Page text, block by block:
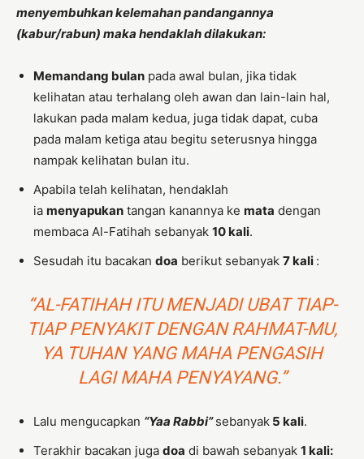
menyembuhkan kelemahan pandangannya
(kabur/rabun) maka hendaklah dilakukan:
Memandang bulan pada awal bulan, jika tidak
kelihatan atau terhalang oleh awan dan lain-lain hal,
lakukan pada malam kedua, juga tidak dapat, cuba
pada malam ketiga atau begitu seterusnya hingga
nampak kelihatan bulan itu.
Apabila telah kelihatan, hendaklah
ia menyapukan tangan kanannya ke mata dengan
membaca Al-Fatihah sebanyak 10 kali.
Sesudah itu bacakan doa berikut sebanyak 7 kali :
“AL-FATIHAH ITU MENJADI UBAT TIAP-
TIAP PENYAKIT DENGAN RAHMAT-MU,
YA TUHAN YANG MAHA PENGASIH
LAGI MAHA PENYAYANG.”
Lalu mengucapkan “Yaa Rabbi”sebanyak 5 kali.
Terakhir bacakan juga doa di bawah sebanyak 1 kali: